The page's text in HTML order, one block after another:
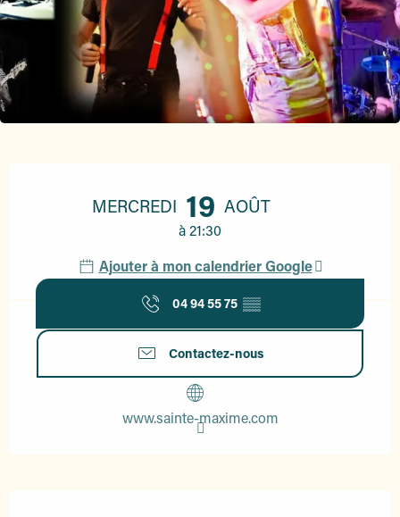
MERCREDI 19 AOÛT
à 21:30
Ajouter à mon calendrier Google
04 94 55 75 ▒▒
Contactez-nous
www.sainte-maxime.com